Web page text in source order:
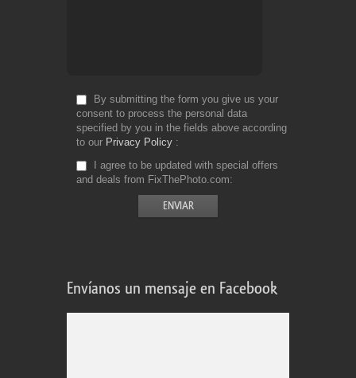
By submitting the form you give us your
consent to process the personal data
specified by you in the fields above according
to our Privacy Policy
I agree to be updated with special offers
and deals from FixThePhoto.com
Envíanos un mensaje en Facebook